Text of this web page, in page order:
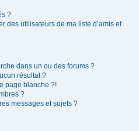
?
des utilisateurs de ma liste d’amis et
dans un ou des forums ?
résultat ?
page blanche ?!
?
messages et sujets ?